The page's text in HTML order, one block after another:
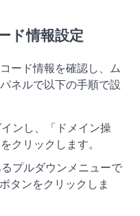
ド情報設定
ード情報を確認し、ム
ネルで以下の手順で設
ンし、「ドメイン操
クリックします。
プルダウンメニューで
タンをクリックしま